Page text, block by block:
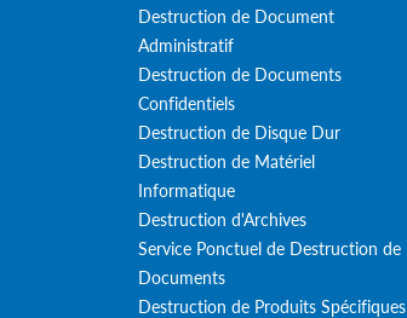
Destruction de Document
Administratif
Destruction de Documents
Confidentiels
Destruction de Disque Dur
Destruction de Matériel
Informatique
Destruction d'Archives
Service Ponctuel de Destruction de
Documents
Destruction de Produits Spécifiques